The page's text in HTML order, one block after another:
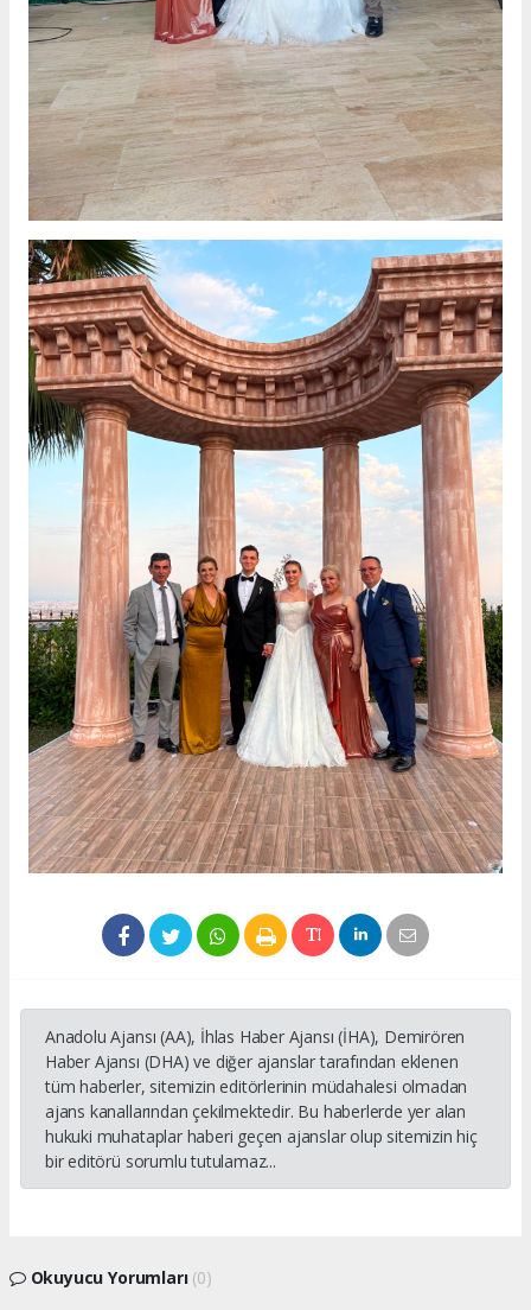
Anadolu Ajansı (AA), İhlas Haber Ajansı (İHA), Demirören
Haber Ajansı (DHA) ve diğer ajanslar tarafından eklenen
tüm haberler, sitemizin editörlerinin müdahalesi olmadan
ajans kanallarından çekilmektedir. Bu haberlerde yer alan
hukuki muhataplar haberi geçen ajanslar olup sitemizin hiç
bir editörü sorumlu tutulamaz...
Okuyucu Yorumları (0)